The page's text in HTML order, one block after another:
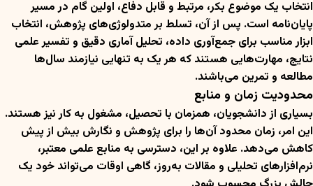
انتخاب یک موضوع بکر، مرتبط و قابل دفاع، اولین گام در مسیر
پایان‌نامه است. پس از آن، تسلط بر متدولوژی‌های پژوهش، انتخاب
ابزار مناسب برای جمع‌آوری داده، تحلیل آماری دقیق و تفسیر علمی
نتایج، مهارت‌هایی هستند که هر یک به تنهایی نیازمند سال‌ها
مطالعه و تمرین می‌باشند.
محدودیت زمان و منابع
بسیاری از دانشجویان، همزمان با تحصیل، مشغول به کار نیز هستند.
این امر، زمان محدود آن‌ها را برای پژوهش و نگارش بیش از پیش
کاهش می‌دهد. علاوه بر این، دسترسی به منابع علمی معتبر،
نرم‌افزارهای تحلیلی و مقالات به‌روز، گاهی اوقات می‌تواند خود یک